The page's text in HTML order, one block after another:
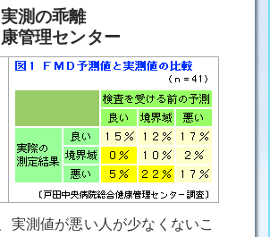
測の乖離
センター
実測値が悪い人が少なくないこ